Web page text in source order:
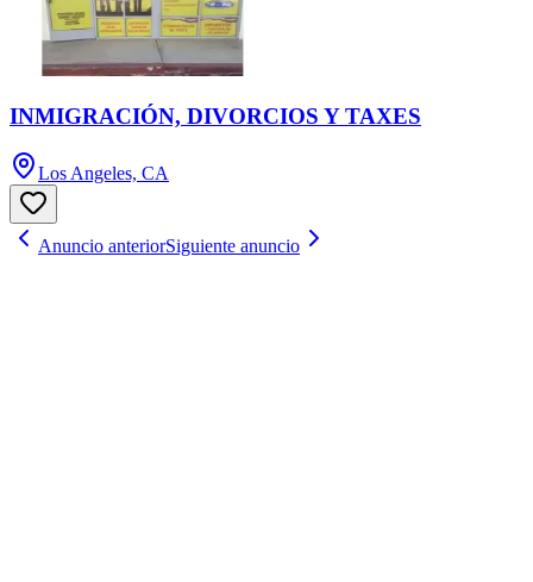
INMIGRACIÓN, DIVORCIOS Y TAXES
Los Angeles, CA
Anuncio anteriorSiguiente anuncio